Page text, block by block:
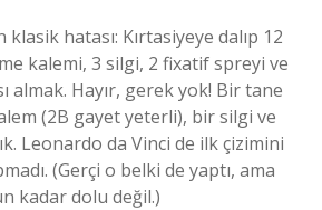
klasik hatası: Kırtasiyeye dalıp 12
kalemi, 3 silgi, 2 fixatif spreyi ve
almak. Hayır, gerek yok! Bir tane
(2B gayet yeterli), bir silgi ve
Leonardo da Vinci de ilk çizimini
(Gerçi o belki de yaptı, ama
kadar dolu değil.)